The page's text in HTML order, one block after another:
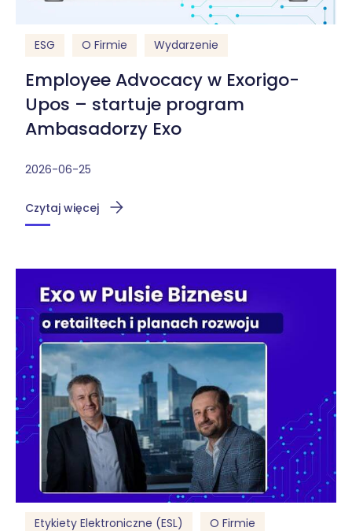
ESG O Firmie Wydarzenie
Employee Advocacy w Exorigo-
Upos – startuje program
Ambasadorzy Exo
2026-06-25
Czytaj więcej
Etykiety Elektroniczne (ESL) O Firmie